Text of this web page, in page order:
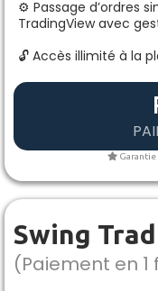
⚙️ Passage d’ordres
TradingView avec
🔓 Accès illimité à la
Garantie
Swing
(Paiement en 1